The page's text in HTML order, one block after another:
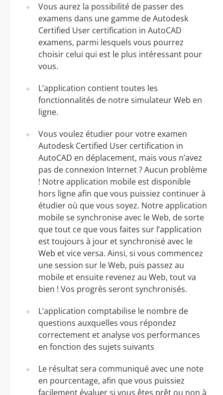
Vous aurez la possibilité de passer des
examens dans une gamme de Autodesk
Certified User certification in AutoCAD
examens, parmi lesquels vous pourrez
choisir celui qui est le plus intéressant pour
vous.
L’application contient toutes les
fonctionnalités de notre simulateur Web en
ligne.
Vous voulez étudier pour votre examen
Autodesk Certified User certification in
AutoCAD en déplacement, mais vous n’avez
pas de connexion Internet ? Aucun problème
! Notre application mobile est disponible
hors ligne afin que vous puissiez continuer à
étudier où que vous soyez. Notre application
mobile se synchronise avec le Web, de sorte
que tout ce que vous faites sur l’application
est toujours à jour et synchronisé avec le
Web et vice versa. Ainsi, si vous commencez
une session sur le Web, puis passez au
mobile et ensuite revenez au Web, tout va
bien ! Vos progrès seront synchronisés.
L’application comptabilise le nombre de
questions auxquelles vous répondez
correctement et analyse vos performances
en fonction des sujets suivants
Le résultat sera communiqué avec une note
en pourcentage, afin que vous puissiez
facilement évaluer si vous êtes prêt ou non à